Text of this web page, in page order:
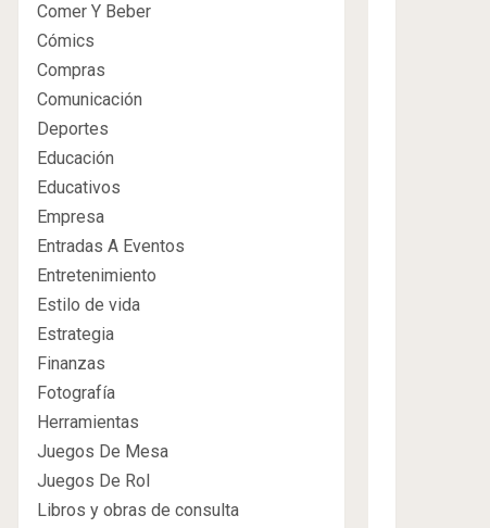
Comer Y Beber
Cómics
Compras
Comunicación
Deportes
Educación
Educativos
Empresa
Entradas A Eventos
Entretenimiento
Estilo de vida
Estrategia
Finanzas
Fotografía
Herramientas
Juegos De Mesa
Juegos De Rol
Libros y obras de consulta